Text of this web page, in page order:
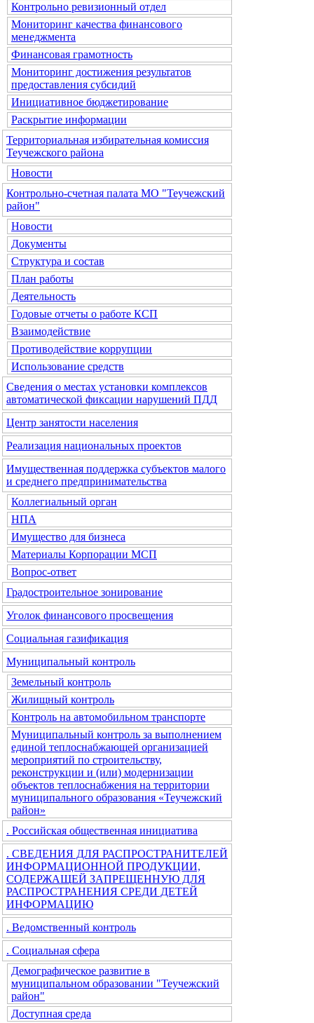
Контрольно ревизионный отдел
Мониторинг качества финансового
менеджмента
Финансовая грамотность
Мониторинг достижения результатов
предоставления субсидий
Инициативное бюджетирование
Раскрытие информации
Территориальная избирательная комиссия
Теучежского района
Новости
Контрольно-счетная палата МО "Теучежский
район"
Новости
Документы
Структура и состав
План работы
Деятельность
Годовые отчеты о работе КСП
Взаимодействие
Противодействие коррупции
Использование средств
Сведения о местах установки комплексов
автоматической фиксации нарушений ПДД
Центр занятости населения
Реализация национальных проектов
Имущественная поддержка субъектов малого
и среднего предпринимательства
Коллегиальный орган
НПА
Имущество для бизнеса
Материалы Корпорации МСП
Вопрос-ответ
Градостроительное зонирование
Уголок финансового просвещения
Социальная газификация
Муниципальный контроль
Земельный контроль
Жилищный контроль
Контроль на автомобильном транспорте
Муниципальный контроль за выполнением
единой теплоснабжающей организацией
мероприятий по строительству,
реконструкции и (или) модернизации
объектов теплоснабжения на территории
муниципального образования «Теучежский
район»
. Российская общественная инициатива
. СВЕДЕНИЯ ДЛЯ РАСПРОСТРАНИТЕЛЕЙ
ИНФОРМАЦИОННОЙ ПРОДУКЦИИ,
СОДЕРЖАЩЕЙ ЗАПРЕЩЕННУЮ ДЛЯ
РАСПРОСТРАНЕНИЯ СРЕДИ ДЕТЕЙ
ИНФОРМАЦИЮ
. Ведомственный контроль
. Социальная сфера
Демографическое развитие в
муниципальном образовании "Теучежский
район"
Доступная среда